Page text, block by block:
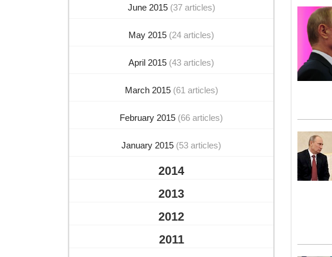
June 2015 (37 articles)
May 2015 (24 articles)
April 2015 (43 articles)
March 2015 (61 articles)
February 2015 (66 articles)
January 2015 (53 articles)
2014
2013
2012
2011